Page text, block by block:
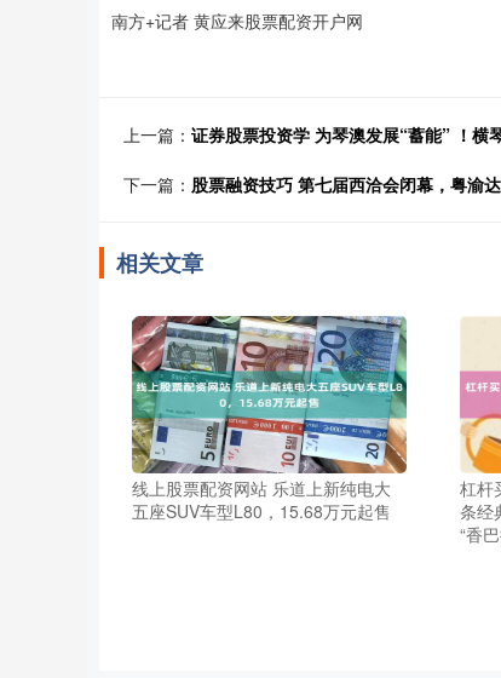
南方+记者 黄应来股票配资开户网
上一篇： 证券股票投资学 为琴澳发展“蓄能” ！横
下一篇： 股票融资技巧 第七届西洽会闭幕，粤渝
相关文章
线上股票配资网站 乐道上新纯电大
五座SUV车型L80，15.68万元起售
杠杆
条经
“香